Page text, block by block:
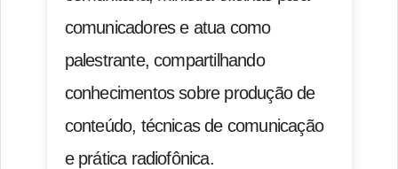
comunicadores e atua como
palestrante, compartilhando
conhecimentos sobre produção de
conteúdo, técnicas de comunicação
e prática radiofônica.